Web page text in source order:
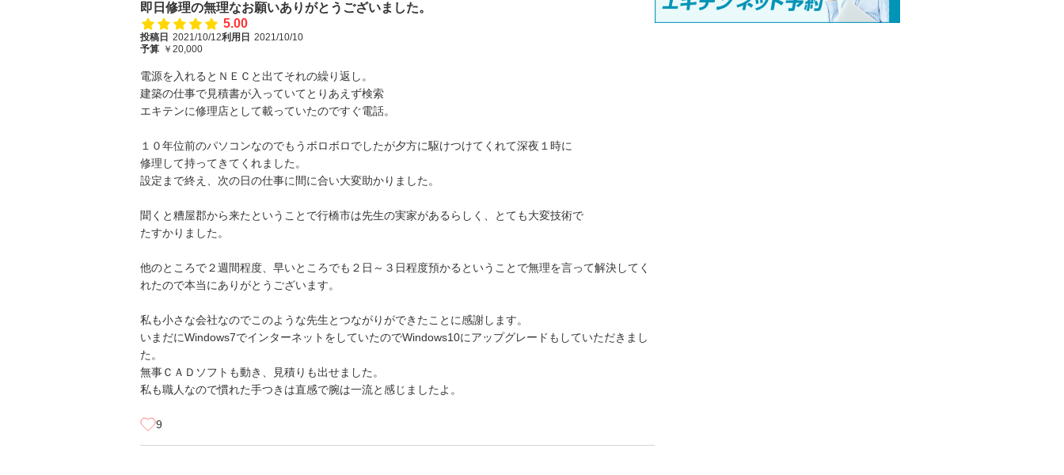
即日修理の無理なお願いありがとうございました。
5.00
投稿日 2021/10/12利用日 2021/10/10
予算 ￥20,000
電源を入れるとＮＥＣと出てそれの繰り返し。
建築の仕事で見積書が入っていてとりあえず検索
エキテンに修理店として載っていたのですぐ電話。
１０年位前のパソコンなのでもうボロボロでしたが夕方に駆けつけてくれて深夜１時に
修理して持ってきてくれました。
設定まで終え、次の日の仕事に間に合い大変助かりました。
聞くと糟屋郡から来たということで行橋市は先生の実家があるらしく、とても大変技術で
たすかりました。
他のところで２週間程度、早いところでも２日～３日程度預かるということで無理を言って解決してく
れたので本当にありがとうございます。
私も小さな会社なのでこのような先生とつながりができたことに感謝します。
いまだにWindows7でインターネットをしていたのでWindows10にアップグレードもしていただきまし
た。
無事ＣＡＤソフトも動き、見積りも出せました。
私も職人なので慣れた手つきは直感で腕は一流と感じましたよ。
9